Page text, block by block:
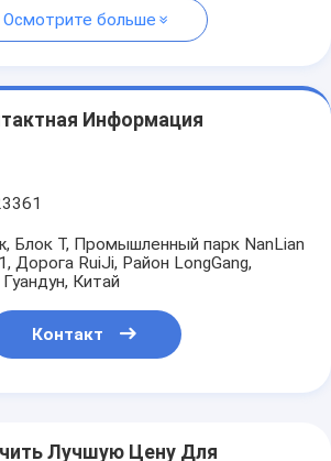
Осмотрите больше
Информация
Блок T, Промышленный парк NanLian
Дорога RuiJi, Район LongGang,
Китай
Контакт
Лучшую Цену Для